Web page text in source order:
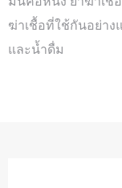
ฆ่าเชื้อที่ใช้กันอย่าง
และน้ำดื่ม